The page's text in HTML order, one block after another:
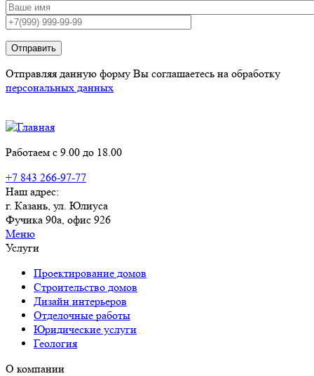
Отправить
Отправляя данную форму Вы соглашаетесь на обработку
персональных данных
Работаем с 9.00 до 18.00
+7 843 266-97-77
Наш адрес:
г. Казань, ул. Юлиуса
Фучика 90а, офис 926
Меню
Услуги
Проектирование домов
Строительство домов
Дизайн интерьеров
Отделочные работы
Юридические услуги
Геология
О компании